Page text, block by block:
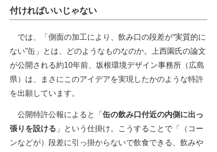
付ければいいじゃない
では、「側面の加工により、飲み口の段差が“実質的に
ない”缶」とは、どのようなものなのか。上西園氏の論文
が公開される約10年前、坂根環境デザイン事務所（広島
県）は、まさにこのアイデアを実現したかのような特許
を出願しています。
公開特許公報によると「 缶の飲み口付近の内側に出っ
張りを設ける 」という仕掛け。こうすることで「（コー
ンなどが）段差に引っ掛からないで飲食できる、飲みや